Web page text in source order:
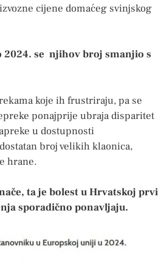
cijene domaćeg svinjskog
2024. se njihov broj smanjio s
koje ih frustriraju, pa se
ponajprije ubraja disparitet
u dostupnosti
broj velikih klaonica,
hrane.
ta je bolest u Hrvatskoj prvi
sporadično ponavljaju.